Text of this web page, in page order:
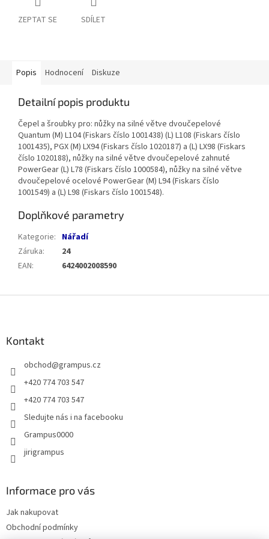
ZEPTAT SE SDÍLET
Popis Hodnocení Diskuze
Detailní popis produktu
Čepel a šroubky pro: nůžky na silné větve dvoučepelové
Quantum (M) L104 (Fiskars číslo 1001438) (L) L108 (Fiskars číslo
1001435), PGX (M) LX94 (Fiskars číslo 1020187) a (L) LX98 (Fiskars
číslo 1020188), nůžky na silné větve dvoučepelové zahnuté
PowerGear (L) L78 (Fiskars číslo 1000584), nůžky na silné větve
dvoučepelové ocelové PowerGear (M) L94 (Fiskars číslo
1001549) a (L) L98 (Fiskars číslo 1001548).
Doplňkové parametry
Kategorie: Nářadí
Záruka:
24
EAN: 6424002008590
Kontakt
obchod@grampus.cz
+420 774 703 547
+420 774 703 547
Sledujte nás i na facebooku
Grampus0000
jirigrampus
Informace pro vás
Jak nakupovat
Obchodní podmínky